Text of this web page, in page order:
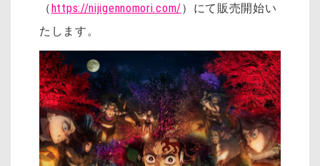
（https://nijigennomori.com/）にて販売開始い
たします。